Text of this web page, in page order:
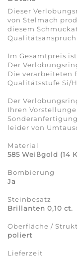
Dieser
von Stelmach
diesem
Im Gesamtpreis
Der
Die verarbeiteten
Qualitätsstufe Si/
Der
Ihren
leider von
Material
585 Weißgold (14
Bombierung
Ja
Steinbesatz
Brillanten 0,10 ct.
Oberfläche /
poliert
Lieferzeit